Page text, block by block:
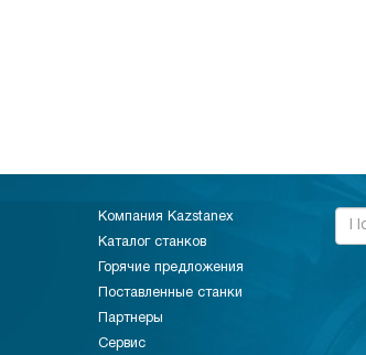
Компания Kazstanex
Каталог станков
Горячие предложения
Поставленные станки
Партнеры
Сервис